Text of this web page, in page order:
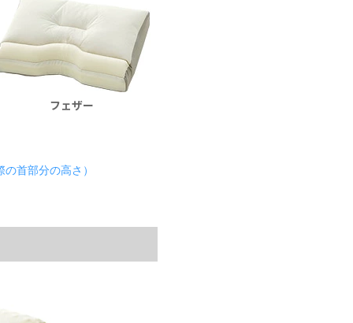
フェザー
部分の高さ）